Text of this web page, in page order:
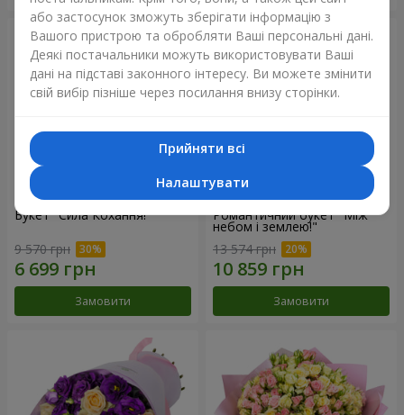
Букет "Сила Кохання!"
9 570 грн
Замовити
Романтичний букет "Між
небом і землею!"
13 574 грн
Замовити
або застосунок зможуть зберігати інформацію з
Вашого пристрою та обробляти Ваші персональні дані.
Деякі постачальники можуть використовувати Ваші
дані на підставі законного інтересу. Ви можете змінити
свій вибір пізніше через посилання внизу сторінки.
Прийняти всі
Налаштувати